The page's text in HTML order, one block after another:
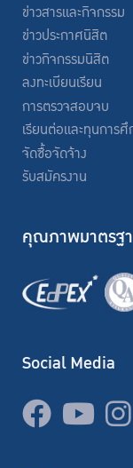
ข่าวสารและกิจกรรม
ข่าวประกาศนิสิต
ข่าวกิจกรรมนิสิต
ลงทะเบียนเรียน
การตรวจสอบจบ
เรียนต่อและทุนการศึ
จัดซื้อจัดจ้าง
รับสมัครงาน
คุณภาพมาตรฐ
Social Media